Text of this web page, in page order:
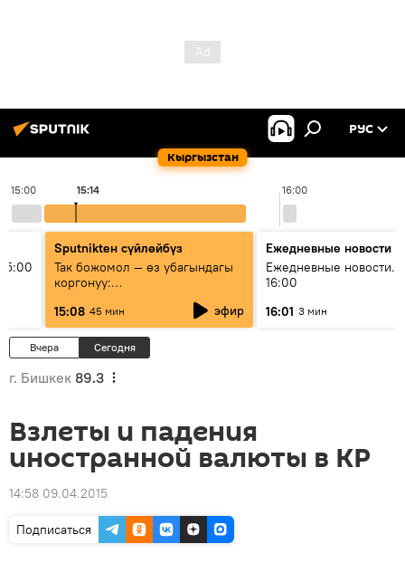
Кыргызстан
РУС
15:00 16:00
15:14
Sputnikteн сүйлөйбүз
Так божомол — өз убагындагы
коргонуу:
гидрометеорологиялык кызмат
кантип өркүндөтүлүүдө
15:08 45 мин эфир
Ежедневные новости
Ежедневные новости.
16:00
16:01 3 мин
Вчера Сегодня
г. Бишкек 89.3
Взлеты и падения
иностранной валюты в КР
14:58 09.04.2015
Подписаться